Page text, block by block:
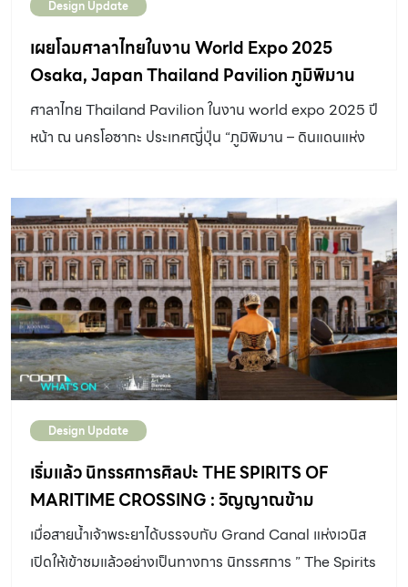
Design Update
เผยโฉมศาลาไทยในงาน World Expo 2025
Osaka, Japan Thailand Pavilion ภูมิพิมาน
ดินแดนแห่งภูมิคุ้มกัน by A49
ศาลาไทย Thailand Pavilion ในงาน world expo 2025 ปี
หน้า ณ นครโอซากะ ประเทศญี่ปุ่น “ภูมิพิมาน – ดินแดนแห่ง
สมัยใหม่ผสมผสานลงตัว โดดเด่นด้วยเงาสะท้อนอาคารที่
ผสานให้เกิดเป็นทรงจั่ว เพื่อบอกเล่าถึงความเป็นไทยที่แท้ แม้
จับต้องไม่ได้ แต่งดงาม DESIGNER
DIRECTORYออกแบบ: A49 นี่คืออาคารแสดงประเทศไทย
(Thailand Pavilion World Expo 2025) ที่ออกแบบโดย
บริษัท สถาปนิก 49 หรือ A49 (ARCHITECTS 49
LIMITED) ที่เราคุ้นเคย ในงาน world expo 2025 ณ นคร
แห่งภูมิคุ้มกัน” เชื่อมต่อชาวโลกให้เข้าถึงภูมิปัญญา และอัต
ลักษณ์แบบไทยผ่านบรรยากาศของดินแดนอันอุดมสมบูรณ์
ด้วยทรัพยากร และวิถีของผู้คนที่ช่วยสร้างภูมิให้คนไทยมี
สุขภาพที่ดีทั้งกายและใจ เป็นการแสดงศักยภาพของประเทศ
ตั้งแต่อดีตถึงปัจจุบัน ที่จะทำให้ประเทศไทยเชื่อมโยงกับทั่ว
โลกได้อย่างแข็งแรงและยั่งยืนในอนาคต […]
Design Update
เริ่มแล้ว นิทรรศการศิลปะ THE SPIRITS OF
MARITIME CROSSING : วิญญาณข้าม
มหาสมุทร 15 ศิลปินไทย และอาเซียน เผยศักยภาพ
บนเวทีโลก ในมหกรรมศิลปะนานาชาติ เวนิส เบียน
เมื่อสายน้ำเจ้าพระยาได้บรรจบกับ Grand Canal แห่งเวนิส
เปิดให้เข้าชมแล้วอย่างเป็นทางการ นิทรรศการ ” The Spirits